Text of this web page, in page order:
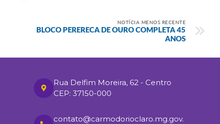
NOTÍCIA MENOS RECENTE
BLOCO PERERECA DE OURO COMPLETA 45
ANOS
Rua Delfim Moreira, 62 - Centro
CEP: 37150-000
contato@carmodorioclaro.mg.gov.